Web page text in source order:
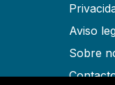
Aviso
Sobre